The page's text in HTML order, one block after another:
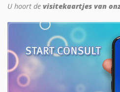
U hoort de visitekaartjes van